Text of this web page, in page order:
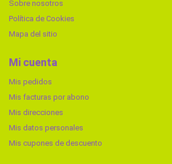
Sobre nosotros
Política de Cookies
Mapa del sitio
Mi cuenta
Mis pedidos
Mis facturas por abono
Mis direcciones
Mis datos personales
Mis cupones de descuento